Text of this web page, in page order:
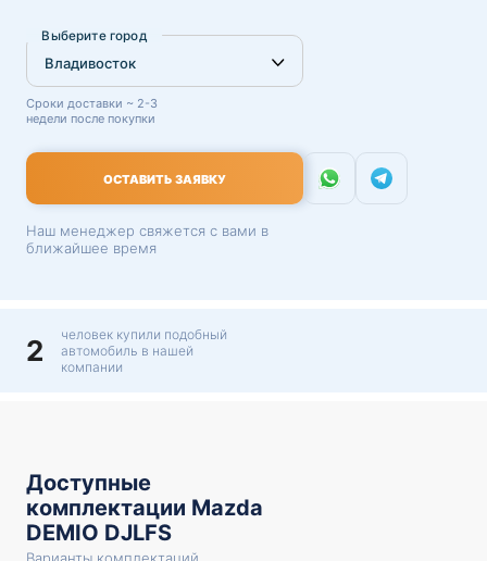
Выберите город
Сроки доставки ~ 2-3
недели после покупки
ОСТАВИТЬ ЗАЯВКУ
Наш менеджер свяжется с вами в
ближайшее время
2
человек купили подобный
автомобиль в нашей
компании
Доступные
комплектации Mazda
DEMIO DJLFS